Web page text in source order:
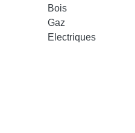
Bois
Gaz
Electriques